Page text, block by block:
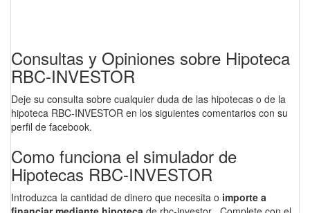
Consultas y Opiniones sobre Hipoteca
RBC-INVESTOR
Deje su consulta sobre cualquier duda de las hipotecas o de la
hipoteca RBC-INVESTOR en los siguientes comentarios con su
perfil de facebook.
Como funciona el simulador de
Hipotecas RBC-INVESTOR
Introduzca la cantidad de dinero que necesita o importe a